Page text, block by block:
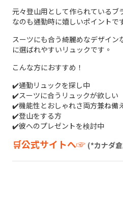
元々登山用として作られているブ
なのも通勤時に嬉しいポイントで
スーツにも合う綺麗めなデザイ
に選ばれやすいリュックです。
こんな方におすすめ！
✔️通勤リュックを探し中
✔️スーツに合うリュックが欲しい
✔️機能性とおしゃれさ両方兼ね備
✔️登山をする方
✔️彼へのプレゼントを検討中
🛒公式サイトへ☞ (*カナダ